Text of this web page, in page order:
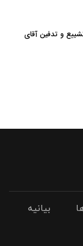
و تدفین آقای
بیانیه